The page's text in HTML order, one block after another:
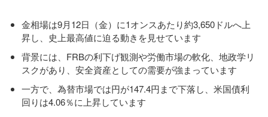
金相場は9月12日（金）に1オンスあたり約3,650ドルへ上
昇し、史上最高値に迫る動きを見せています
背景には、FRBの利下げ観測や労働市場の軟化、地政学リ
スクがあり、安全資産としての需要が強まっています
一方で、為替市場では円が147.4円まで下落し、米国債利
回りは4.06％に上昇しています